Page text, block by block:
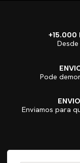
+15.000
Pode
Enviamos para